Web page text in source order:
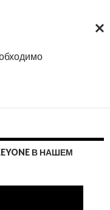
В НАШЕМ